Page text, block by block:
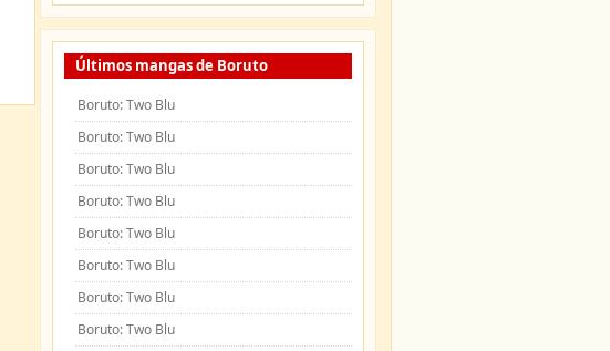
Últimos mangas de Boruto
Boruto: Two Blu
Boruto: Two Blu
Boruto: Two Blu
Boruto: Two Blu
Boruto: Two Blu
Boruto: Two Blu
Boruto: Two Blu
Boruto: Two Blu